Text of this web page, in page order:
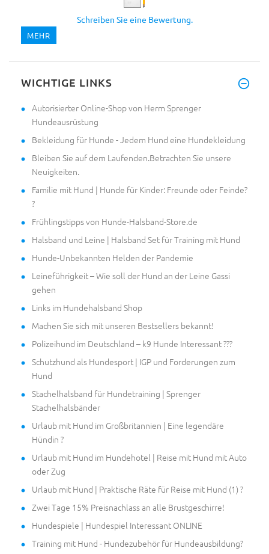
Schreiben Sie eine Bewertung.
MEHR
WICHTIGE LINKS
Autorisierter Online-Shop von Herm Sprenger
Hundeausrüstung
Bekleidung für Hunde - Jedem Hund eine Hundekleidung
Bleiben Sie auf dem Laufenden.Betrachten Sie unsere
Neuigkeiten.
Familie mit Hund | Hunde für Kinder: Freunde oder Feinde?
?
Frühlingstipps von Hunde-Halsband-Store.de
Halsband und Leine | Halsband Set für Training mit Hund
Hunde-Unbekannten Helden der Pandemie
Leineführigkeit – Wie soll der Hund an der Leine Gassi
gehen
Links im Hundehalsband Shop
Machen Sie sich mit unseren Bestsellers bekannt!
Polizeihund im Deutschland – k9 Hunde Interessant ???
Schutzhund als Hundesport | IGP und Forderungen zum
Hund
Stachelhalsband für Hundetraining | Sprenger
Stachelhalsbänder
Urlaub mit Hund im Großbritannien | Eine legendäre
Hündin ?
Urlaub mit Hund im Hundehotel | Reise mit Hund mit Auto
oder Zug
Urlaub mit Hund | Praktische Räte für Reise mit Hund (1) ?
Zwei Tage 15% Preisnachlass an alle Brustgeschirre!
Hundespiele | Hundespiel Interessant ONLINE
Training mit Hund - Hundezubehör für Hundeausbildung?